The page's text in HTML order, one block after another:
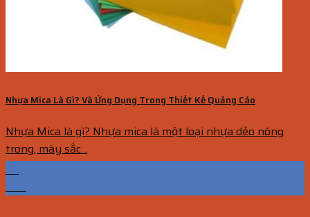
Nhựa Mica Là Gì? Và Ứng Dụng Trong Thiết Kế Quảng Cáo
Nhựa Mica là gì? Nhựa mica là một loại nhựa dẻo nóng
trong, mày sắc...